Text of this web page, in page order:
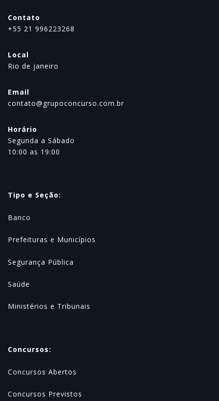
Contato
+55 21 996223268
Local
Rio de janeiro
Email
contato@grupoconcurso.com.br
Horário
Segunda a Sábado
10:00 as 19:00
Tipo e Seção:
Banco
Prefeituras e Municípios
Segurança Pública
Saúde
Ministérios e Tribunais
Concursos:
Concursos Abertos
Concursos Previstos